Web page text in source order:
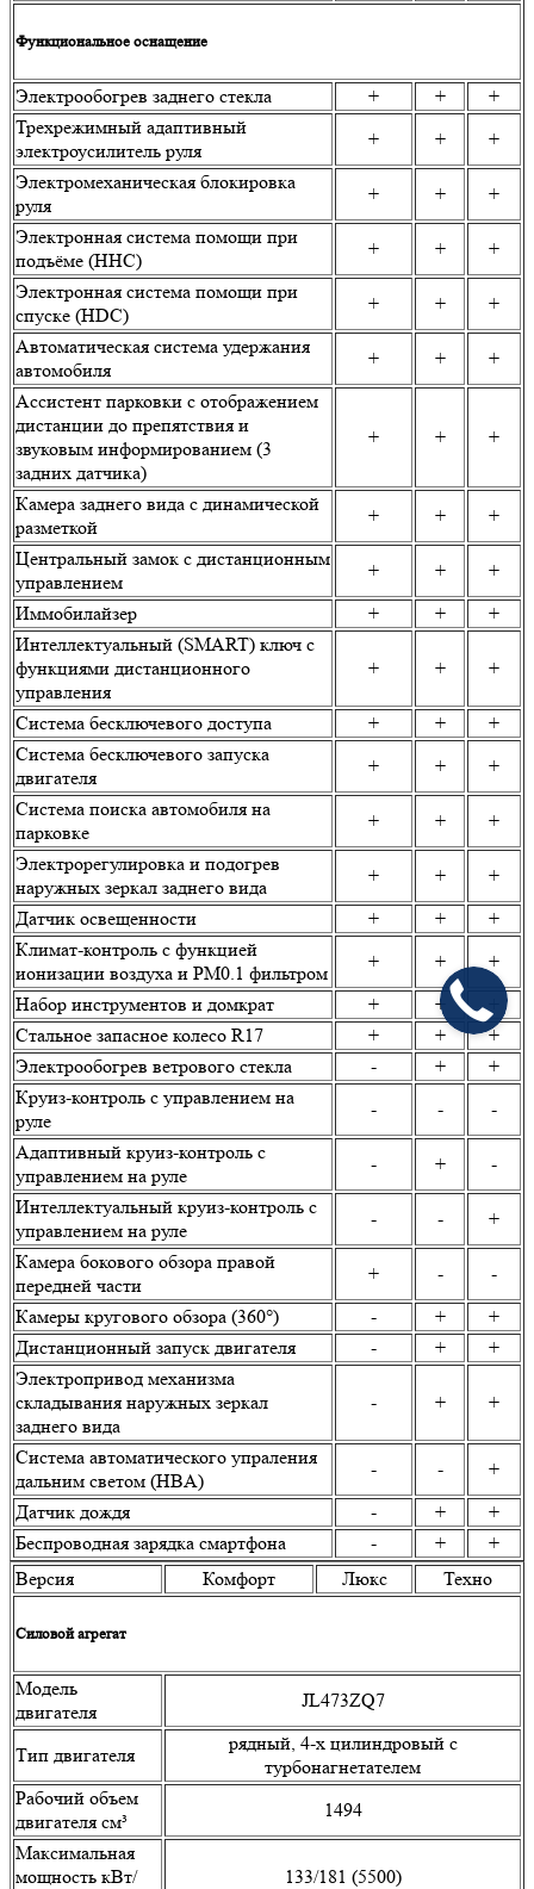
Функциональное оснащение
Электрообогрев заднего стекла + +
+
Трехрежимный адаптивный
электроусилитель руля
+ +
+
Электромеханическая блокировка
руля
+ +
+
Электронная система помощи при
подъёме (HHC)
+ +
+
Электронная система помощи при
спуске (HDC)
+ +
+
Автоматическая система удержания
автомобиля
+ +
+
Ассистент парковки c отображением
дистанции до препятствия и
звуковым информированием (3
задних датчика)
+ + +
Камера заднего вида с динамической
разметкой
+ +
+
Центральный замок с дистанционным
управлением
+ +
+
Иммобилайзер
+ +
+
Интеллектуальный (SMART) ключ с
функциями дистанционного
управления
+ + +
Система бесключевого доступа + +
+
Система бесключевого запуска
двигателя
+ +
+
Система поиска автомобиля на
парковке
+ +
+
Электрорегулировка и подогрев
наружных зеркал заднего вида
+ +
+
Датчик освещенности
+ +
+
Климат-контроль с функцией
ионизации воздуха и PM0.1 фильтром
+ +
+
Набор инструментов и домкрат
+ +
Стальное запасное колесо R17
+ +
+
Электрообогрев ветрового стекла
- +
+
Круиз-контроль с управлением на
руле
- -
-
Адаптивный круиз-контроль с
управлением на руле
- +
-
Интеллектуальный круиз-контроль с
управлением на руле
- -
+
Камера бокового обзора правой
передней части
+ -
-
Камеры кругового обзора (360°)
- +
+
Дистанционный запуск двигателя
- +
+
Электропривод механизма
складывания наружных зеркал
заднего вида
- + +
Система автоматического упраления
дальним светом (HBA)
- -
+
Датчик дождя
- +
+
Беспроводная зарядка смартфона
- +
+
Версия
Комфорт Люкс Техно
Силовой агрегат
Модель
двигателя
JL473ZQ7
Тип двигателя
рядный, 4-х цилиндровый с
турбонагнетателем
Рабочий объем
двигателя см³
1494
Максимальная
мощность кВт/
133/181 (5500)